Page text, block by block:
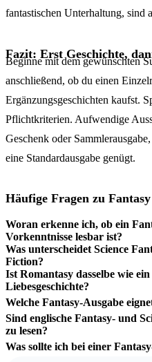
fantastischen Unterhaltung, sind
Fazit: Erst Geschichte,
Beginne mit dem gewünschten
anschließend, ob du einen
Ergänzungsgeschichten kaufst.
Pflichtkriterien. Aufwendige
Geschenk oder
eine Standardausgabe genügt.
Häufige Fragen zu
Woran erkenne ich, ob ein
Vorkenntnisse lesbar ist?
Was unterscheidet Science
Fiction?
Ist Romantasy dasselbe wie
Liebesgeschichte?
Welche Fantasy-Ausgabe
Sind englische Fantasy- und
zu lesen?
Was sollte ich bei einer